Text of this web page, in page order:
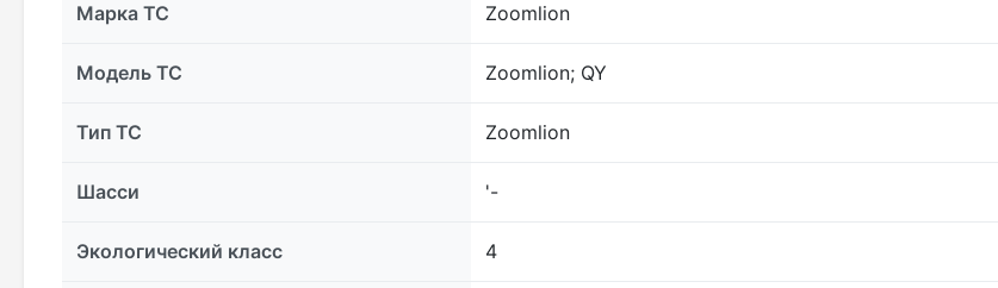
Марка ТС Zoomlion
Модель ТС Zoomlion; QY
Тип ТС Zoomlion
Шасси '-
Экологический класс 4